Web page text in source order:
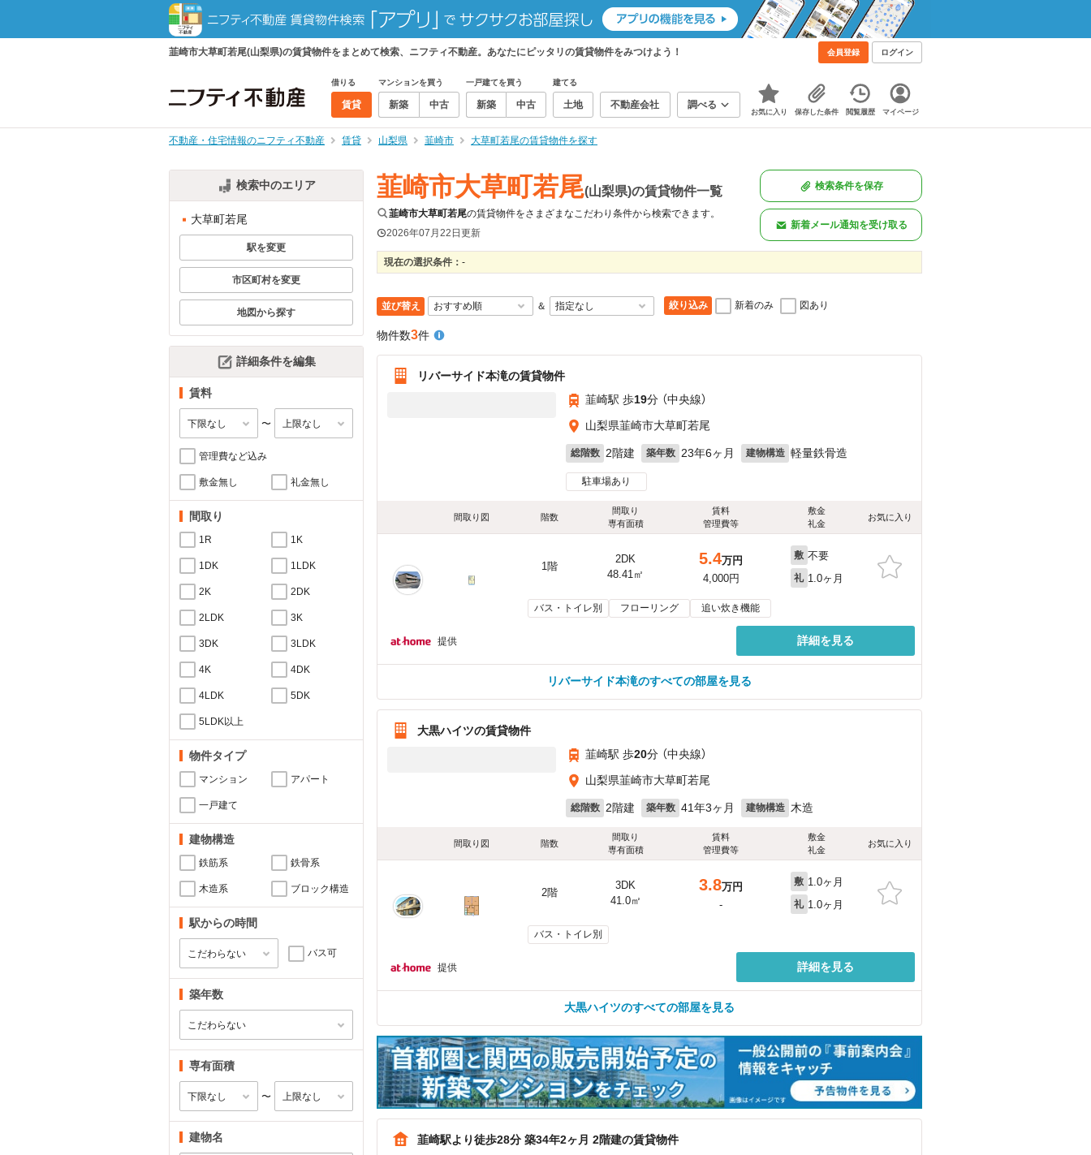
韮崎市大草町若尾(山梨県)の賃貸物件をまとめて検索、ニフティ不動産。あなたにピッタリの賃貸物件をみつけよう！ 会員登録 ログイン
借りる
賃貸
マンションを買う
新築 中古
一戸建てを買う
新築 中古
建てる
土地 不動産会社 調べる
お気に入り 保存した条件 閲覧履歴 マイページ
不動産・住宅情報のニフティ不動産 賃貸 山梨県 韮崎市 大草町若尾の賃貸物件を探す
検索中のエリア
大草町若尾
駅を変更
市区町村を変更
地図から探す
詳細条件を編集
賃料
〜
管理費など込み
敷金無し 礼金無し
間取り
1R 1K
1DK 1LDK
2K 2DK
2LDK 3K
3DK 3LDK
4K 4DK
4LDK 5DK
5LDK以上
物件タイプ
マンション アパート
一戸建て
建物構造
鉄筋系 鉄骨系
木造系 ブロック構造
駅からの時間
バス可
築年数
専有面積
〜
建物名
韮崎市大草町若尾(山梨県)の賃貸物件一覧
韮崎市大草町若尾の賃貸物件をさまざまなこだわり条件から検索できます。
2026年07月22日更新
検索条件を保存
新着メール通知を受け取る
現在の選択条件： -
並び替え ＆ 絞り込み 新着のみ 図あり
物件数3件
リバーサイド本滝の賃貸物件
韮崎駅 歩19分 （中央線）
山梨県韮崎市大草町若尾
総階数 2階建 築年数 23年6ヶ月 建物構造 軽量鉄骨造
駐車場あり
間取り図 階数
間取り
専有面積
賃料
管理費等
敷金
礼金
お気に入り
1階
2DK
48.41㎡
5.4万円
4,000円
敷 不要
礼 1.0ヶ月
バス・トイレ別 フローリング 追い炊き機能
提供 詳細を見る
リバーサイド本滝のすべての部屋を見る
大黒ハイツの賃貸物件
韮崎駅 歩20分 （中央線）
山梨県韮崎市大草町若尾
総階数 2階建 築年数 41年3ヶ月 建物構造 木造
間取り図 階数
間取り
専有面積
賃料
管理費等
敷金
礼金
お気に入り
2階
3DK
41.0㎡
3.8万円
-
敷 1.0ヶ月
礼 1.0ヶ月
バス・トイレ別
提供 詳細を見る
大黒ハイツのすべての部屋を見る
韮崎駅より徒歩28分 築34年2ヶ月 2階建の賃貸物件